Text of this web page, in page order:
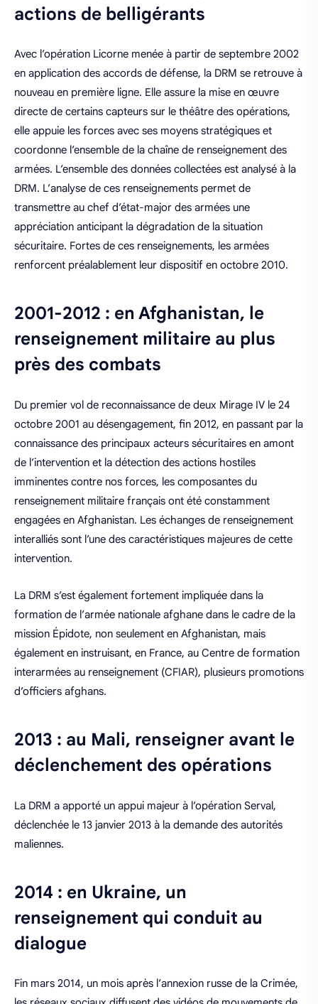
actions de belligérants
Avec l’opération Licorne menée à partir de septembre 2002
en application des accords de défense, la DRM se retrouve à
nouveau en première ligne. Elle assure la mise en œuvre
directe de certains capteurs sur le théâtre des opérations,
elle appuie les forces avec ses moyens stratégiques et
coordonne l’ensemble de la chaîne de renseignement des
armées. L’ensemble des données collectées est analysé à la
DRM. L’analyse de ces renseignements permet de
transmettre au chef d’état-major des armées une
appréciation anticipant la dégradation de la situation
sécuritaire. Fortes de ces renseignements, les armées
renforcent préalablement leur dispositif en octobre 2010.
2001-2012 : en Afghanistan, le
renseignement militaire au plus
près des combats
Du premier vol de reconnaissance de deux Mirage IV le 24
octobre 2001 au désengagement, fin 2012, en passant par la
connaissance des principaux acteurs sécuritaires en amont
de l’intervention et la détection des actions hostiles
imminentes contre nos forces, les composantes du
renseignement militaire français ont été constamment
engagées en Afghanistan. Les échanges de renseignement
interalliés sont l’une des caractéristiques majeures de cette
intervention.
La DRM s’est également fortement impliquée dans la
formation de l’armée nationale afghane dans le cadre de la
mission Épidote, non seulement en Afghanistan, mais
également en instruisant, en France, au Centre de formation
interarmées au renseignement (CFIAR), plusieurs promotions
d’officiers afghans.
2013 : au Mali, renseigner avant le
déclenchement des opérations
La DRM a apporté un appui majeur à l’opération Serval,
déclenchée le 13 janvier 2013 à la demande des autorités
maliennes.
2014 : en Ukraine, un
renseignement qui conduit au
dialogue
Fin mars 2014, un mois après l’annexion russe de la Crimée,